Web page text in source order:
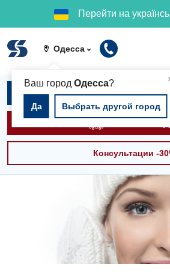
Перейти на
Одесса
Ваш город Одесса?
Да Выбрать другой город
Записаться на
Вызвать
Консультации -